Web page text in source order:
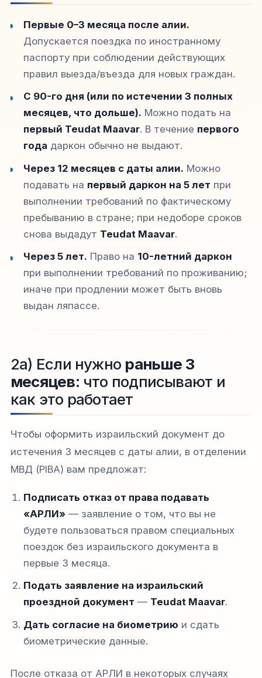
Первые 0–3 месяца после алии.
Допускается поездка по иностранному
паспорту при соблюдении действующих
правил выезда/въезда для новых граждан.
С 90-го дня (или по истечении 3 полных
месяцев, что дольше). Можно подать на
первый Teudat Maavar. В течение первого
года даркон обычно не выдают.
Через 12 месяцев с даты алии. Можно
подавать на первый даркон на 5 лет при
выполнении требований по фактическому
пребыванию в стране; при недоборе сроков
снова выдадут Teudat Maavar.
Через 5 лет. Право на 10-летний даркон
при выполнении требований по проживанию;
иначе при продлении может быть вновь
выдан ляпассе.
2а) Если нужно раньше 3
месяцев: что подписывают и
как это работает
Чтобы оформить израильский документ до
истечения 3 месяцев с даты алии, в отделении
МВД (PIBA) вам предложат:
Подписать отказ от права подавать
«АРЛИ» — заявление о том, что вы не
будете пользоваться правом специальных
поездок без израильского документа в
первые 3 месяца.
Подать заявление на израильский
проездной документ — Teudat Maavar.
Дать согласие на биометрию и сдать
биометрические данные.
После отказа от АРЛИ в некоторых случаях